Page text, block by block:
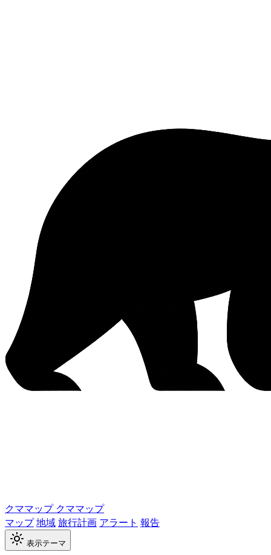
クママップ クママップ
マップ地域旅行計画 アラート 報告
表示テーマ